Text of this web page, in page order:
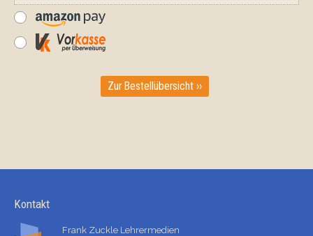
Zur Bestellübersicht ››
Kontakt
Frank Zuckle Lehrermedien